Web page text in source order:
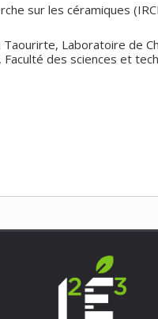
sur les céramiques
Laboratoire de
des sciences et